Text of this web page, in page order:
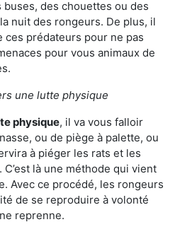
des chouettes ou des
nuit des rongeurs. De plus, il
prédateurs pour ne pas
pour vous animaux de
une lutte physique
physique, il va vous falloir
ou de piège à palette, ou
à piéger les rats et les
là une méthode qui vient
Avec ce procédé, les rongeurs
de se reproduire à volonté
reprenne.